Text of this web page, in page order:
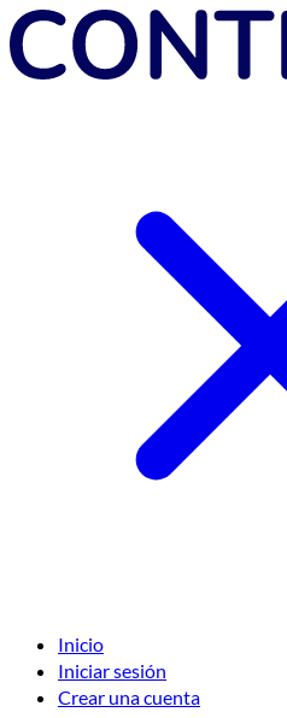
Inicio
Iniciar sesión
Crear una cuenta